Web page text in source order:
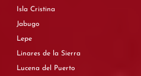
Isla Cristina
Jabugo
Lepe
Linares de la Sierra
Lucena del Puerto